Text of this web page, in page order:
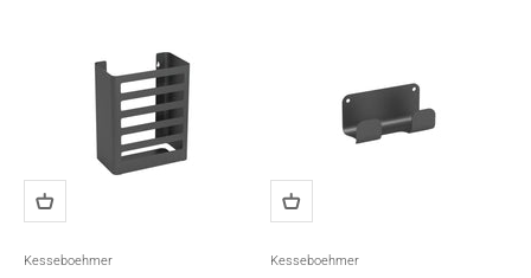
Kesseboehmer Kesseboehmer